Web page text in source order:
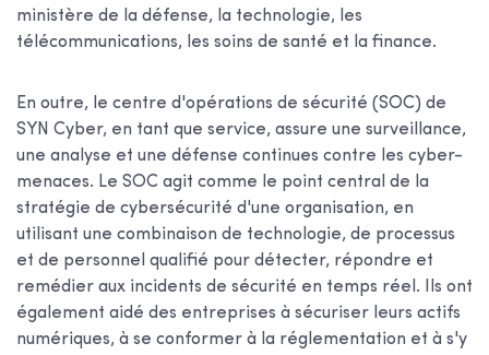
ministère de la défense, la technologie, les
télécommunications, les soins de santé et la finance.
En outre, le centre d'opérations de sécurité (SOC) de
SYN Cyber, en tant que service, assure une surveillance,
une analyse et une défense continues contre les cyber-
menaces. Le SOC agit comme le point central de la
stratégie de cybersécurité d'une organisation, en
utilisant une combinaison de technologie, de processus
et de personnel qualifié pour détecter, répondre et
remédier aux incidents de sécurité en temps réel. Ils ont
également aidé des entreprises à sécuriser leurs actifs
numériques, à se conformer à la réglementation et à s'y